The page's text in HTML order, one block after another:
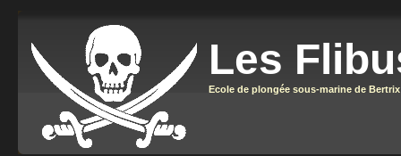
Les
Ecole de plongée sous-marine de Bertrix